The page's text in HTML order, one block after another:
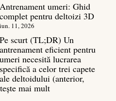
Antrenament umeri: Ghid
complet pentru deltoizi 3D
iun. 11, 2026
Pe scurt (TL;DR) Un
antrenament eficient pentru
umeri necesită lucrarea
specifică a celor trei capete
ale deltoidului (anterior,
mai mult: